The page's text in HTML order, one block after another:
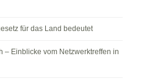
für das Land bedeutet
– Einblicke vom Netzwerktreffen in